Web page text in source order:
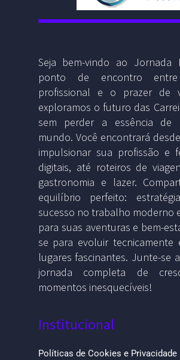
Seja bem-vindo ao Jornada
ponto de encontro entre
profissional e o prazer de
exploramos o futuro das
sem perder a essência de
mundo. Você encontrará
impulsionar sua profissão e
digitais, até roteiros de
gastronomia e lazer.
equilíbrio perfeito:
sucesso no trabalho moderno
para suas aventuras e bem-
se para evoluir tecnicamente
lugares fascinantes. Junte-se
jornada completa de
momentos inesquecíveis!
Institucional
Políticas de Cookies e Privacidade